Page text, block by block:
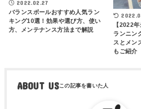
2022.02.27
バランスボールおすすめ人気ラン
キング10選！効果や選び方、使い
方、メンテナンス方法まで解説
【2022
ランニン
スとメン
もご紹介
ABOUT US